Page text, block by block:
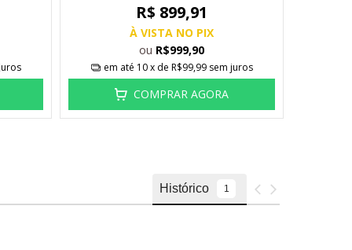
R$ 899,91
À VISTA NO PIX
ou R$999,90
em até 10 x de R$99,99 sem juros
COMPRAR AGORA